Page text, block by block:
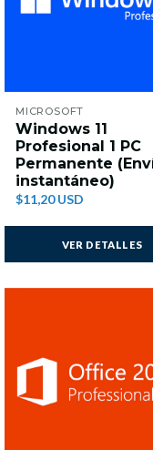
MICROSOFT
Windows 11
Profesional 1 PC
Permanente
instantáneo)
$11,20 USD
VER DETALLES